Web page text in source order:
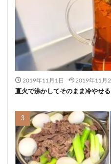
2019年11月1日 2019年11月
直火で沸かしてそのまま冷やせ